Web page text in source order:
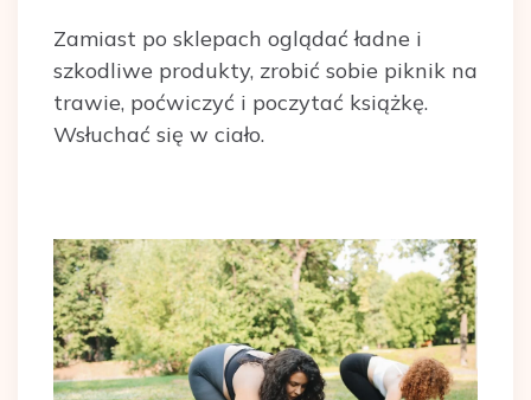
Zamiast po sklepach oglądać ładne i
szkodliwe produkty, zrobić sobie piknik na
trawie, poćwiczyć i poczytać książkę.
Wsłuchać się w ciało.